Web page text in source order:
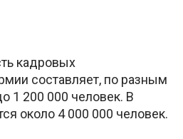
кадровых
составляет, по разным
1 200 000 человек. В
около 4 000 000 человек.